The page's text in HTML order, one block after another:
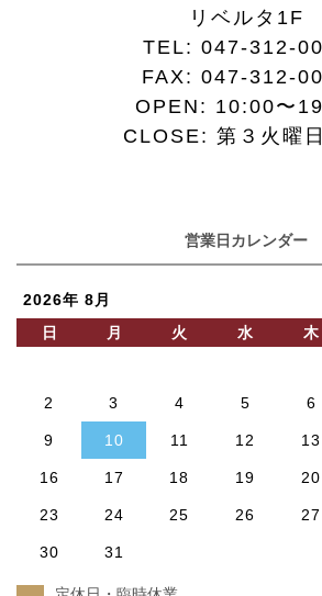
リベルタ1F
TEL: 047-312-
FAX: 047-312-
OPEN: 10:00〜
CLOSE: 第３火曜
営業日カレンダー
2026年 8月
日
月 火 水 木
2 3 4 5 6
9 10 11 12 13
16 17 18 19 20
23 24 25 26 27
30 31